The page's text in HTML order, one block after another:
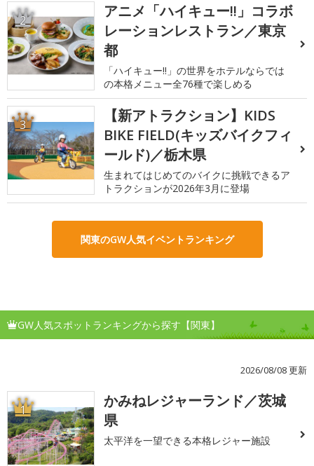
2
アニメ「ハイキュー!!」コラボ
レーションレストラン／東京
都
「ハイキュー!!」の世界をホテルならでは
の本格メニュー全76種で楽しめる
3
【新アトラクション】KIDS
BIKE FIELD(キッズバイクフィ
ールド)／栃木県
生まれてはじめてのバイクに挑戦できるア
トラクションが2026年3月に登場
関東のGW人気イベントランキング
GW人気スポットランキングから探す【関東】
2026/08/08 更新
1
かみねレジャーランド／茨城
県
太平洋を一望できる本格レジャー施設